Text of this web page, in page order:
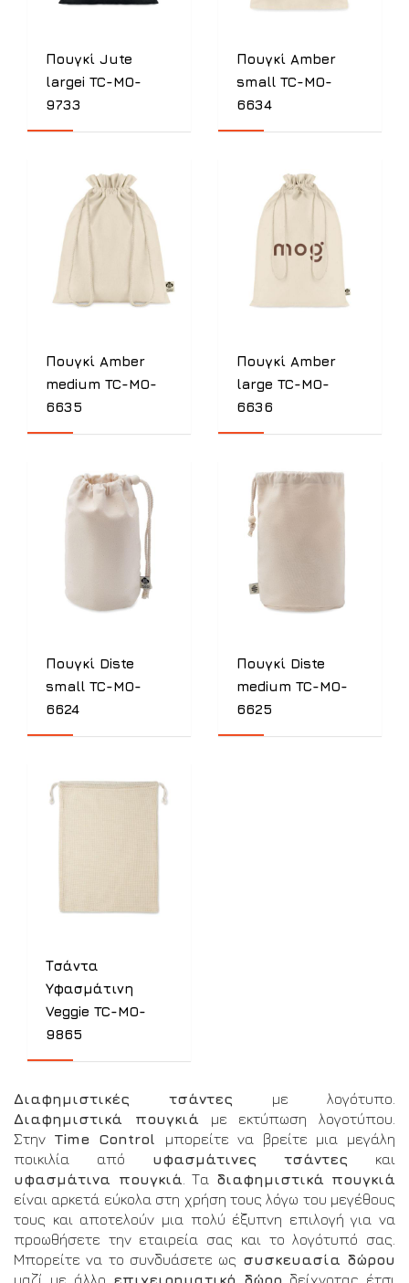
Πουγκί Jute
largei TC-MO-
9733
Πουγκί Amber
small TC-MO-
6634
Πουγκί Amber
medium TC-MO-
6635
Πουγκί Amber
large TC-MO-
6636
Πουγκί Diste
small TC-MO-
6624
Πουγκί Diste
medium TC-MO-
6625
Τσάντα
Υφασμάτινη
Veggie TC-MO-
9865
Διαφημιστικές τσάντες με λογότυπο.
Διαφημιστικά πουγκιά με εκτύπωση λογοτύπου.
Στην Time Control μπορείτε να βρείτε μια μεγάλη
ποικιλία από υφασμάτινες τσάντες και
υφασμάτινα πουγκιά . Τα διαφημιστικά πουγκιά
είναι αρκετά εύκολα στη χρήση τους λόγω του μεγέθους
τους και αποτελούν μια πολύ έξυπνη επιλογή για να
προωθήσετε την εταιρεία σας και το λογότυπό σας.
Μπορείτε να το συνδυάσετε ως συσκευασία δώρου
μαζί με άλλο επιχειρηματικό δώρο δείχνοτας έτσι